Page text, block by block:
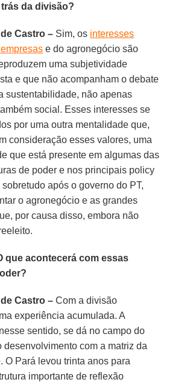
da divisão?
Castro – Sim, os interesses
e do agronegócio são
uma subjetividade
e que não acompanham o debate
sustentabilidade, não apenas
social. Esses interesses se
por uma outra mentalidade que,
consideração esses valores, uma
que está presente em algumas das
de poder e nos principais policy
após o governo do PT,
o agronegócio e as grandes
por causa disso, embora não
que acontecerá com essas
Castro – Com a divisão
experiência acumulada. A
sentido, se dá no campo do
desenvolvimento com a matriz da
O Pará levou trinta anos para
importante de reflexão